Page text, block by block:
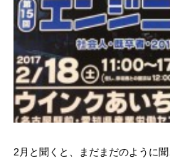
2月と聞くと、まだまだのように